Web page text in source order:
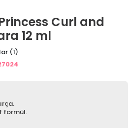
Curl and
12 ml
(1)
formül.